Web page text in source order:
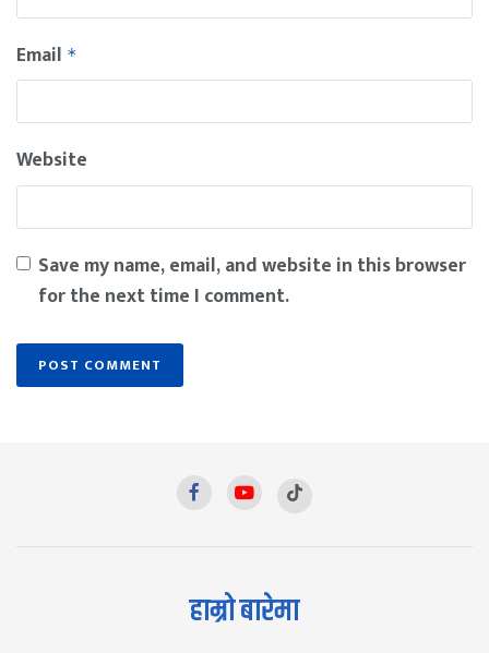
Email *
Website
Save my name, email, and website in this browser
for the next time I comment.
हाम्रो बारेमा